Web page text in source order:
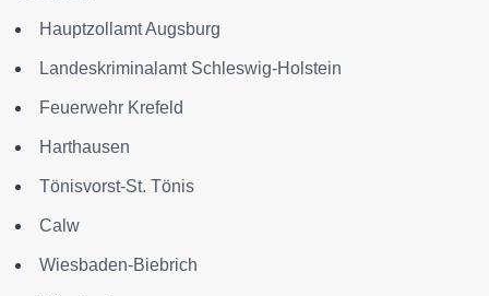
Hauptzollamt Augsburg
Landeskriminalamt Schleswig-Holstein
Feuerwehr Krefeld
Harthausen
Tönisvorst-St. Tönis
Calw
Wiesbaden-Biebrich